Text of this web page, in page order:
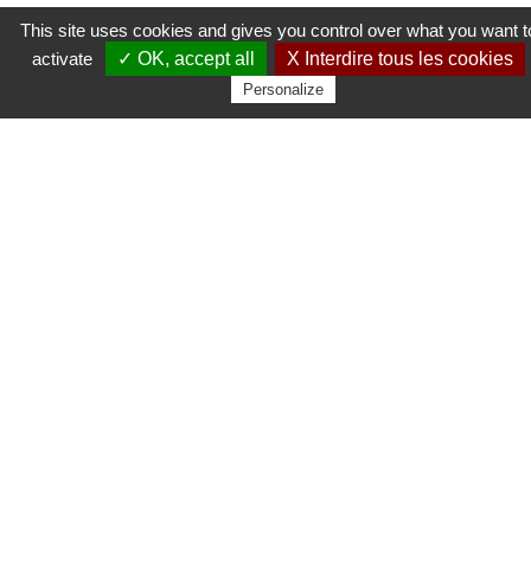
This site uses cookies and gives you control over what you want
activate
✓ OK, accept all X Interdire tous les cookies
Personalize